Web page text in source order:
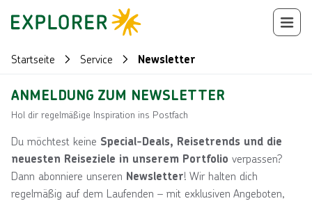
Startseite Service Newsletter
ANMELDUNG ZUM NEWSLETTER
Hol dir regelmäßige Inspiration ins Postfach
Du möchtest keine Special-Deals, Reisetrends und die
neuesten Reiseziele in unserem Portfolio verpassen?
Dann abonniere unseren Newsletter! Wir halten dich
regelmäßig auf dem Laufenden – mit exklusiven Angeboten,